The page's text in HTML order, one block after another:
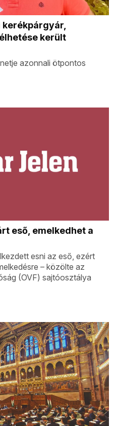
került
azonnali ötpontos
eső, emelkedhet a
esni az eső, ezért
– közölte az
(OVF) sajtóosztálya